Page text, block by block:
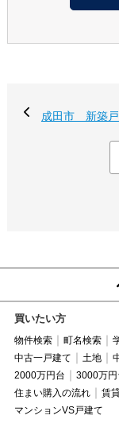
成田市 新築
買いたい方
物件検索 町名検索
中古一戸建て
土地
2000万円台
3000万円
住まい購入の流れ
賃
マンションVS戸建て